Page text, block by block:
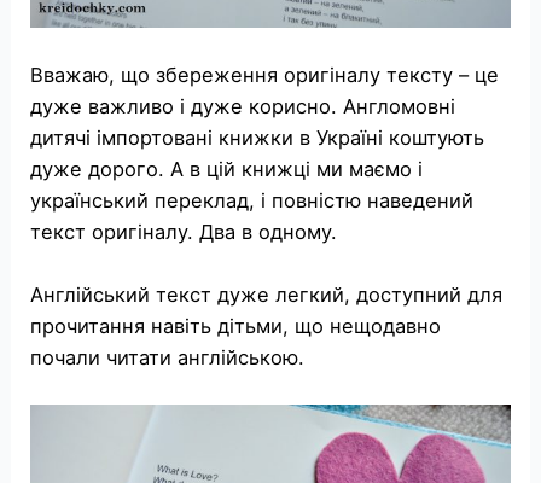
Вважаю, що збереження оригіналу тексту – це
дуже важливо і дуже корисно. Англомовні
дитячі імпортовані книжки в Україні коштують
дуже дорого. А в цій книжці ми маємо і
український переклад, і повністю наведений
текст оригіналу. Два в одному.
Англійський текст дуже легкий, доступний для
прочитання навіть дітьми, що нещодавно
почали читати англійською.